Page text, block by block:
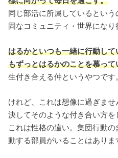
同じ部活に所属しているとい
固なコミュニティ・世界になり
はるかといつも一緒に行動し
もずっとはるかのことを慕っ
生付き合える仲というやつです
けれど、これは想像に過ぎま
決してそのような付き合い方を
これは性格の違い。集団行動
動する部員がいることはありま